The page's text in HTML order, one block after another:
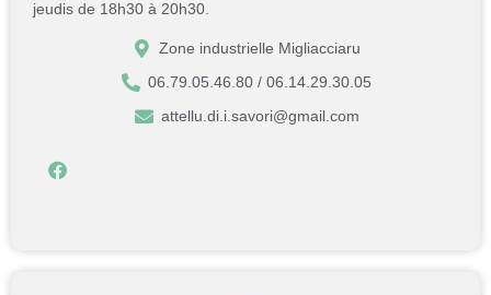
jeudis de 18h30 à 20h30.
Zone industrielle Migliacciaru
06.79.05.46.80 / 06.14.29.30.05
attellu.di.i.savori@gmail.com